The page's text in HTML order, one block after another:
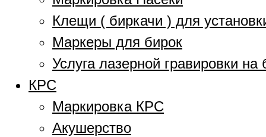
Клещи ( биркачи ) для
Маркеры для бирок
Услуга лазерной гравировки на
КРС
Маркировка КРС
Акушерство